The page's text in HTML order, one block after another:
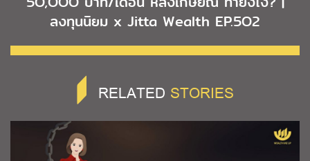
ลงทุนนิยม x Jitta Wealth EP.5O2
RELATED STORIES